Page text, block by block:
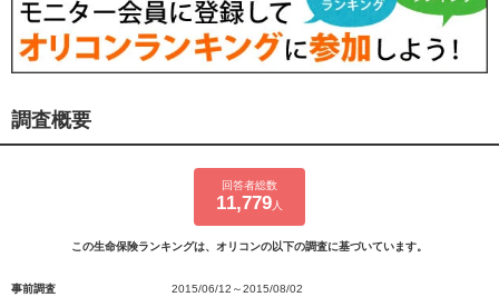
調査概要
回答者総数
11,779 人
この生命保険ランキングは、オリコンの以下の調査に基づいています。
事前調査
2015/06/12～2015/08/02